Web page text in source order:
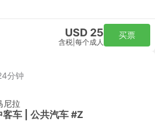
USD 25
含税 每个成人
买票
分钟
尼拉
客车 | 公共汽车 #Z